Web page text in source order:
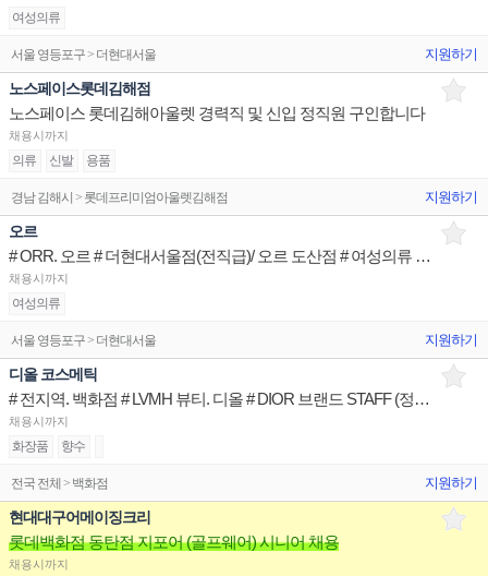
여성의류
서울 영등포구 > 더현대서울 지원하기
노스페이스롯데김해점
노스페이스 롯데김해아울렛 경력직 및 신입 정직원 구인합니다
채용시까지
의류 신발 용품
경남 김해시 > 롯데프리미엄아울렛김해점 지원하기
오르
# ORR. 오르 # 더현대서울점(전직급)/ 오르 도산점 # 여성의류 브랜드 STAFF
채용시까지
여성의류
서울 영등포구 > 더현대서울 지원하기
디올 코스메틱
# 전지역. 백화점 # LVMH 뷰티. 디올 # DIOR 브랜드 STAFF (정규직)
채용시까지
화장품 향수
전국 전체 > 백화점 지원하기
현대대구어메이징크리
롯데백화점 동탄점 지포어 (골프웨어) 시니어 채용
채용시까지